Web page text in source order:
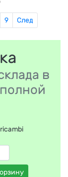
9 След
в